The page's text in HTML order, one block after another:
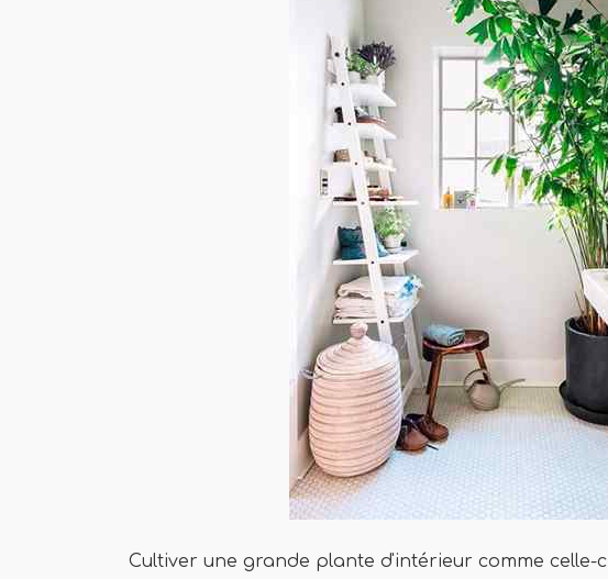
Cultiver une grande plante d'intérieur comme celle-